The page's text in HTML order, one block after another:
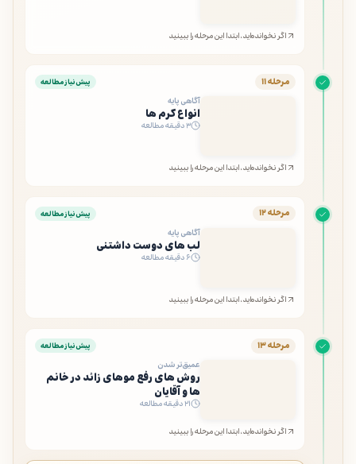
اگر نخوانده‌اید، ابتدا این مرحله را ببینید
مرحله ۱۱ پیش‌نیاز مطالعه
آگاهی پایه
انواع کرم ها
۳ دقیقه مطالعه
اگر نخوانده‌اید، ابتدا این مرحله را ببینید
مرحله ۱۲ پیش‌نیاز مطالعه
آگاهی پایه
لب های دوست داشتنی
۶ دقیقه مطالعه
اگر نخوانده‌اید، ابتدا این مرحله را ببینید
مرحله ۱۳ پیش‌نیاز مطالعه
عمیق‌تر شدن
روش های رفع موهای زائد در خانم
ها و آقایان
۲۱ دقیقه مطالعه
اگر نخوانده‌اید، ابتدا این مرحله را ببینید